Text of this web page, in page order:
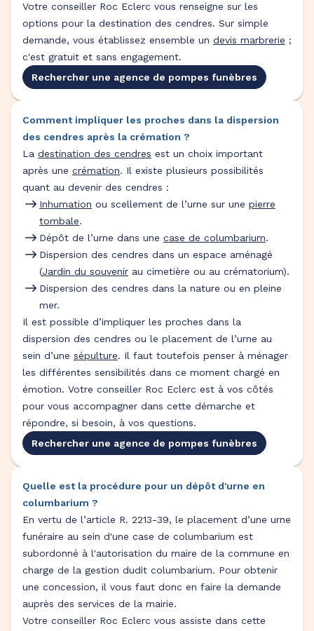
Votre conseiller Roc Eclerc vous renseigne sur les
options pour la destination des cendres. Sur simple
demande, vous établissez ensemble un devis marbrerie ;
c'est gratuit et sans engagement.
Rechercher une agence de pompes funèbres
Comment impliquer les proches dans la dispersion
des cendres après la crémation ?
La destination des cendres est un choix important
après une crémation. Il existe plusieurs possibilités
quant au devenir des cendres :
Inhumation ou scellement de l’urne sur une pierre
tombale.
Dépôt de l’urne dans une case de columbarium.
Dispersion des cendres dans un espace aménagé
(Jardin du souvenir au cimetière ou au crématorium).
Dispersion des cendres dans la nature ou en pleine
mer.
Il est possible d’impliquer les proches dans la
dispersion des cendres ou le placement de l’urne au
sein d’une sépulture. Il faut toutefois penser à ménager
les différentes sensibilités dans ce moment chargé en
émotion. Votre conseiller Roc Eclerc est à vos côtés
pour vous accompagner dans cette démarche et
répondre, si besoin, à vos questions.
Rechercher une agence de pompes funèbres
Quelle est la procédure pour un dépôt d'urne en
columbarium ?
En vertu de l’article R. 2213-39, le placement d’une urne
funéraire au sein d'une case de columbarium est
subordonné à l'autorisation du maire de la commune en
charge de la gestion dudit columbarium. Pour obtenir
une concession, il vous faut donc en faire la demande
auprès des services de la mairie.
Votre conseiller Roc Eclerc vous assiste dans cette